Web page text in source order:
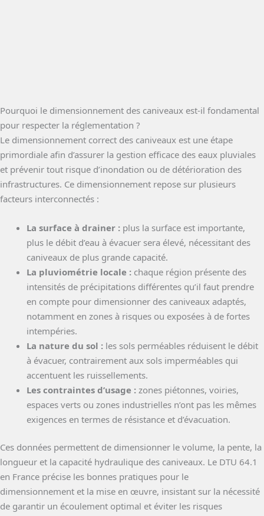
Pourquoi le dimensionnement des caniveaux est-il fondamental
pour respecter la réglementation ?
Le dimensionnement correct des caniveaux est une étape
primordiale afin d’assurer la gestion efficace des eaux pluviales
et prévenir tout risque d’inondation ou de détérioration des
infrastructures. Ce dimensionnement repose sur plusieurs
facteurs interconnectés :
La surface à drainer : plus la surface est importante,
plus le débit d’eau à évacuer sera élevé, nécessitant des
caniveaux de plus grande capacité.
La pluviométrie locale : chaque région présente des
intensités de précipitations différentes qu’il faut prendre
en compte pour dimensionner des caniveaux adaptés,
notamment en zones à risques ou exposées à de fortes
intempéries.
La nature du sol : les sols perméables réduisent le débit
à évacuer, contrairement aux sols imperméables qui
accentuent les ruissellements.
Les contraintes d’usage : zones piétonnes, voiries,
espaces verts ou zones industrielles n’ont pas les mêmes
exigences en termes de résistance et d’évacuation.
Ces données permettent de dimensionner le volume, la pente, la
longueur et la capacité hydraulique des caniveaux. Le DTU 64.1
en France précise les bonnes pratiques pour le
dimensionnement et la mise en œuvre, insistant sur la nécessité
de garantir un écoulement optimal et éviter les risques